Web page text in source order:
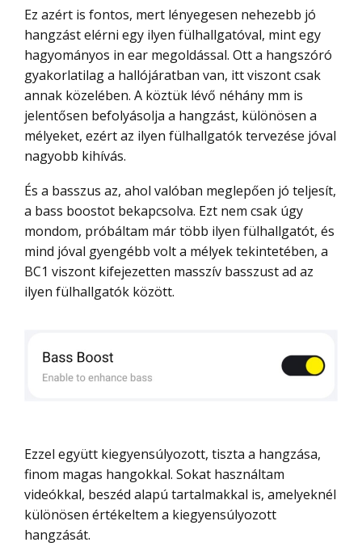
Ez azért is fontos, mert lényegesen nehezebb jó
hangzást elérni egy ilyen fülhallgatóval, mint egy
hagyományos in ear megoldással. Ott a hangszóró
gyakorlatilag a hallójáratban van, itt viszont csak
annak közelében. A köztük lévő néhány mm is
jelentősen befolyásolja a hangzást, különösen a
mélyeket, ezért az ilyen fülhallgatók tervezése jóval
nagyobb kihívás.
És a basszus az, ahol valóban meglepően jó teljesít,
a bass boostot bekapcsolva. Ezt nem csak úgy
mondom, próbáltam már több ilyen fülhallgatót, és
mind jóval gyengébb volt a mélyek tekintetében, a
BC1 viszont kifejezetten masszív basszust ad az
ilyen fülhallgatók között.
Ezzel együtt kiegyensúlyozott, tiszta a hangzása,
finom magas hangokkal. Sokat használtam
videókkal, beszéd alapú tartalmakkal is, amelyeknél
különösen értékeltem a kiegyensúlyozott
hangzását.